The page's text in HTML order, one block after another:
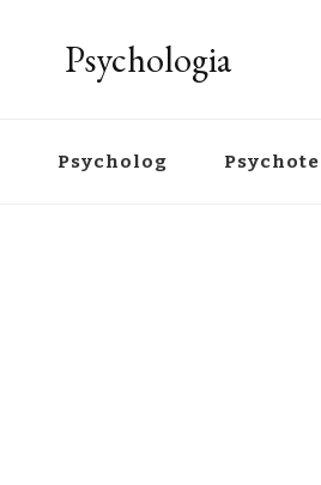
Psychologia
Psycholog